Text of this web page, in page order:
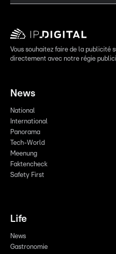
Vous souhaitez faire de la publicité
directement avec notre régie
News
National
International
Panorama
Tech-World
Meenung
Faktencheck
Safety First
Life
News
Gastronomie